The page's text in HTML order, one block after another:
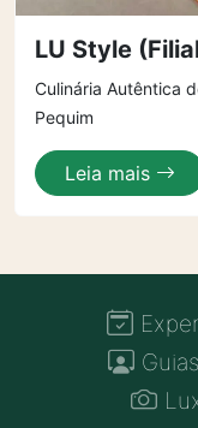
LU Style
Culinária Autêntica
Pequim
Leia mais